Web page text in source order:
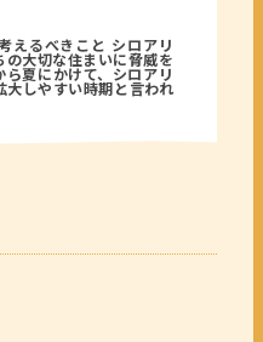
えるべきこと シロアリ
大切な住まいに脅威を
夏にかけて、シロアリ
しやすい時期と言われ